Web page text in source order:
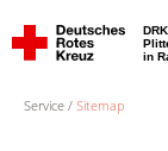
in
Service Sitemap